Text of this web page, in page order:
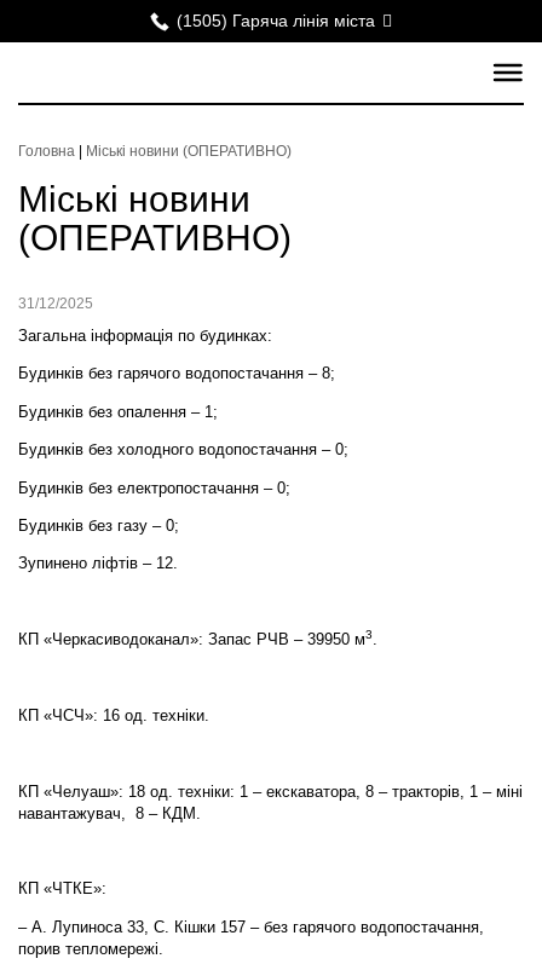
(1505) Гаряча лінія міста
Головна Міські новини (ОПЕРАТИВНО)
Міські новини
(ОПЕРАТИВНО)
31/12/2025
Загальна інформація по будинках:
Будинків без гарячого водопостачання – 8;
Будинків без опалення – 1;
Будинків без холодного водопостачання – 0;
Будинків без електропостачання – 0;
Будинків без газу – 0;
Зупинено ліфтів – 12.
КП «Черкасиводоканал»: Запас РЧВ – 39950 м3.
КП «ЧСЧ»: 16 од. техніки.
КП «Челуаш»: 18 од. техніки: 1 – екскаватора, 8 – тракторів, 1 – міні
навантажувач, 8 – КДМ.
КП «ЧТКЕ»:
– А. Лупиноса 33, С. Кішки 157 – без гарячого водопостачання,
порив тепломережі.